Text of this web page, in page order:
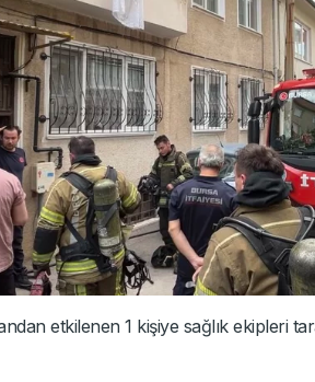
etkilenen 1 kişiye sağlık ekipleri